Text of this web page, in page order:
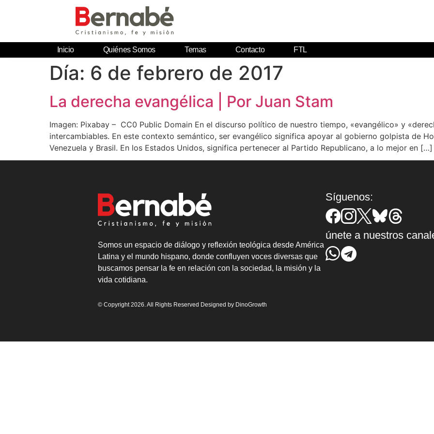
Inicio Quiénes Somos Temas Contacto FTL
Día: 6 de febrero de 2017
La derecha evangélica | Por Juan Stam
Imagen: Pixabay – CC0 Public Domain En el discurso político de nuestro tiempo, «evangélico» y
intercambiables. En este contexto semántico, ser evangélico significa apoyar al gobierno golpista de
Venezuela y Brasil. En los Estados Unidos, significa pertenecer al Partido Republicano, a lo mejor en […]
Somos un espacio de diálogo y reflexión teológica desde América
Latina y el mundo hispano, donde confluyen voces diversas que
buscamos pensar la fe en relación con la sociedad, la misión y la
vida cotidiana.
Síguenos:
únete a nuestros
© Copyright 2026. All Rights Reserved Designed by DinoGrowth